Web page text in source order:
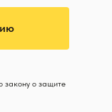
закону о защите